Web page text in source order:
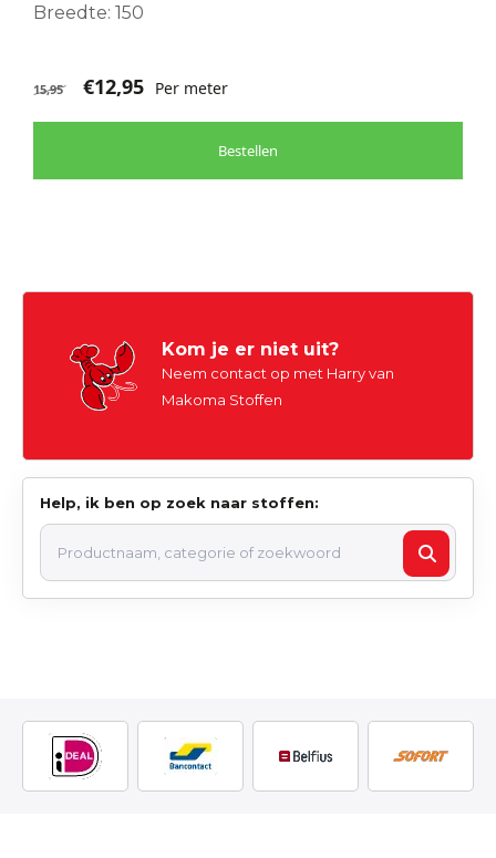
Breedte: 150
15,95 €12,95 Per meter
Bestellen
Kom je er niet uit?
Neem contact op met Harry van
Makoma Stoffen
Help, ik ben op zoek naar stoffen: